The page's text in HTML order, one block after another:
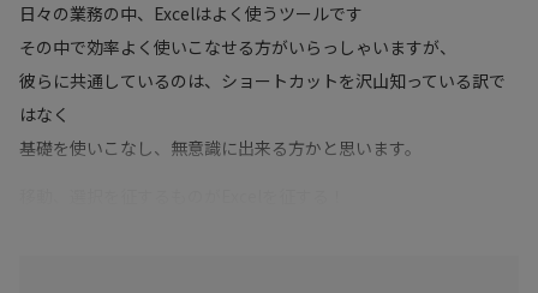
日々の業務の中、Excelはよく使うツールです
その中で効率よく使いこなせる方がいらっしゃいますが、
彼らに共通しているのは、ショートカットを沢山知っている訳で
はなく
基礎を使いこなし、無意識に出来る方かと思います。